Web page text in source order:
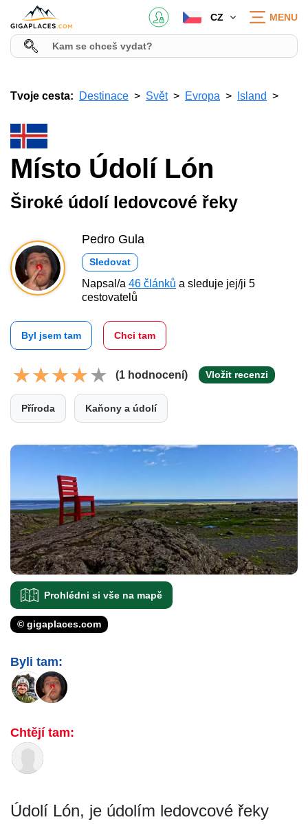
CZ MENU
Tvoje cesta: Destinace Svět Evropa Island
Místo Údolí Lón
Široké údolí ledovcové řeky
Pedro Gula
Sledovat
Napsal/a 46 článků a sleduje jej/ji 5
cestovatelů
Byl jsem tam Chci tam
(1 hodnocení) Vložit recenzi
Příroda Kaňony a údolí
Prohlédni si vše na mapě
© gigaplaces.com
Byli tam:
Chtějí tam:
Údolí Lón, je údolím ledovcové řeky